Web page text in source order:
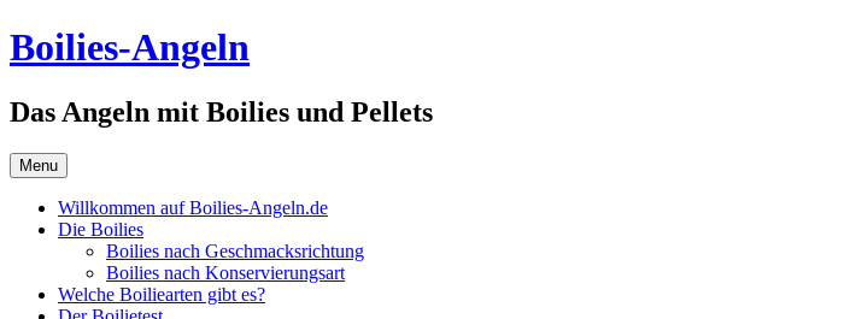
Skip
to
Boilies-Angeln
Das Angeln mit Boilies und Pellets
Menu
Willkommen auf Boilies-Angeln.de
Die Boilies
Boilies nach Geschmacksrichtung
Boilies nach Konservierungsart
Welche Boiliearten gibt es?